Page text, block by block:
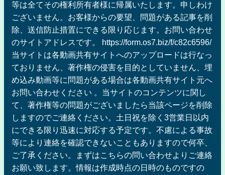
等は全てその権利所有者様に帰属いたします。申しわけ
ございません。お客様からの要望、問題がある記事を削
除、送信防止措置にできる限り応じます。お問い合わせ
のサイトアドレスです。 https://form.os7.biz/f/c82c6596/
当サイトは各動画共有サイトへのアップロードは行なっ
ておりません、著作権の侵害を目的としていません、埋
め込み動画等に問題がある場合は各動画共有サイト元へ
お問い合わせください 。当サイトのコンテンツに関し
て、著作権等の問題がございましたら当該ページを削除
しますのでご連絡ください。土日祝を除く3営業日以内
にできる限り迅速に対応する予定です。不慮による事故
等により連絡を確認できないこともありますので何卒、
ご了承ください。まずはこちらの問い合わせよりご連絡
お願い致します。情報は作成時点の日時のものですの